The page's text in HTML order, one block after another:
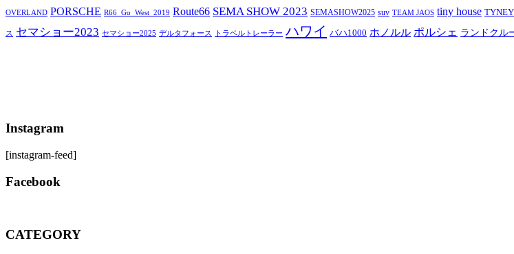
OVERLAND PORSCHE R66_Go_West_2019 Route66 SEMA SHOW 2023 SEMASHOW2025 suv TEAM JAOS tiny house
ス セマショー2023 セマショー2025 デルタフォース トラベルトレーラー ハワイ バハ1000 ホノルル ポルシェ ランドクル
Instagram
[instagram-feed]
Facebook
CATEGORY